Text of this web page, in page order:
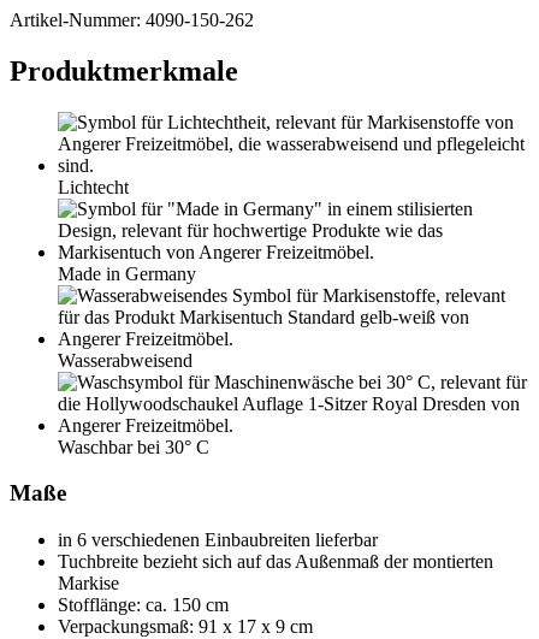
Artikel-Nummer: 4090-150-262
Produktmerkmale
Lichtecht
Made in Germany
Wasserabweisend
Waschbar bei 30° C
Maße
in 6 verschiedenen Einbaubreiten lieferbar
Tuchbreite bezieht sich auf das Außenmaß der montierten
Markise
Stofflänge: ca. 150 cm
Verpackungsmaß: 91 x 17 x 9 cm